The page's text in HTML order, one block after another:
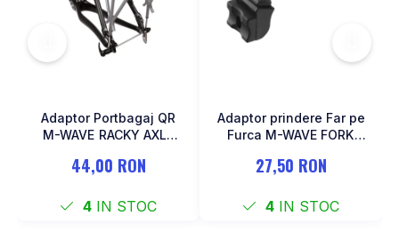
Adaptor Portbagaj QR
M-WAVE RACKY AXLE
44,00 RON
4 IN STOC
Adaptor prindere Far pe
Furca M-WAVE FORK
27,50 RON
4 IN STOC